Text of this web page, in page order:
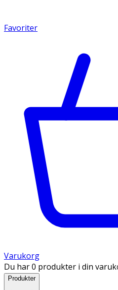
Favoriter
Varukorg
Du har 0 produkter i din
Produkter